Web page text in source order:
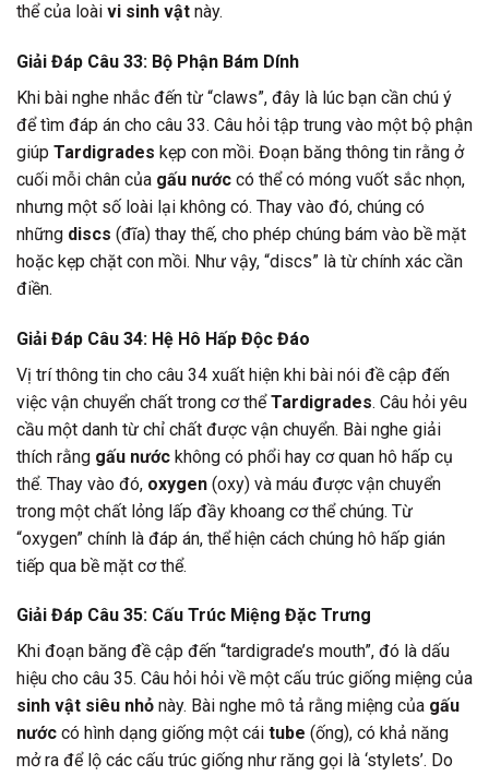
thể của loài vi sinh vật này.
Giải Đáp Câu 33: Bộ Phận Bám Dính
Khi bài nghe nhắc đến từ “claws”, đây là lúc bạn cần chú ý
để tìm đáp án cho câu 33. Câu hỏi tập trung vào một bộ phận
giúp Tardigrades kẹp con mồi. Đoạn băng thông tin rằng ở
cuối mỗi chân của gấu nước có thể có móng vuốt sắc nhọn,
nhưng một số loài lại không có. Thay vào đó, chúng có
những discs (đĩa) thay thế, cho phép chúng bám vào bề mặt
hoặc kẹp chặt con mồi. Như vậy, “discs” là từ chính xác cần
điền.
Giải Đáp Câu 34: Hệ Hô Hấp Độc Đáo
Vị trí thông tin cho câu 34 xuất hiện khi bài nói đề cập đến
việc vận chuyển chất trong cơ thểTardigrades. Câu hỏi yêu
cầu một danh từ chỉ chất được vận chuyển. Bài nghe giải
thích rằng gấu nước không có phổi hay cơ quan hô hấp cụ
thể. Thay vào đó, oxygen (oxy) và máu được vận chuyển
trong một chất lỏng lấp đầy khoang cơ thể chúng. Từ
“oxygen” chính là đáp án, thể hiện cách chúng hô hấp gián
tiếp qua bề mặt cơ thể.
Giải Đáp Câu 35: Cấu Trúc Miệng Đặc Trưng
Khi đoạn băng đề cập đến “tardigrade’s mouth”, đó là dấu
hiệu cho câu 35. Câu hỏi hỏi về một cấu trúc giống miệng của
sinh vật siêu nhỏ này. Bài nghe mô tả rằng miệng của gấu
nước có hình dạng giống một cái tube (ống), có khả năng
mở ra để lộ các cấu trúc giống như răng gọi là ‘stylets’. Do